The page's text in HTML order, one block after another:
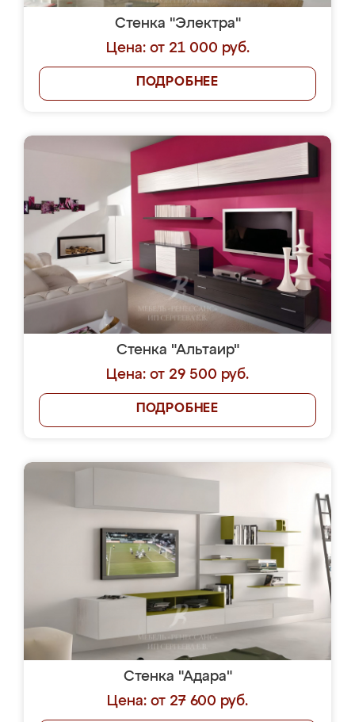
Стенка "Электра"
Цена: от 21 000 руб.
ПОДРОБНЕЕ
Стенка "Альтаир"
Цена: от 29 500 руб.
ПОДРОБНЕЕ
Стенка "Адара"
Цена: от 27 600 руб.